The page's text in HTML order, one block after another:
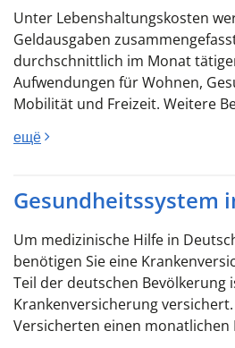
Unter Lebenshaltungskosten
Geldausgaben
durchschnittlich im Monat
Aufwendungen für Wohnen,
Mobilität und Freizeit. Weitere
ещё
Gesundheitssystem
Um medizinische Hilfe in
benötigen Sie eine
Teil der deutschen Bevölkerung
Krankenversicherung
Versicherten einen monatlichen